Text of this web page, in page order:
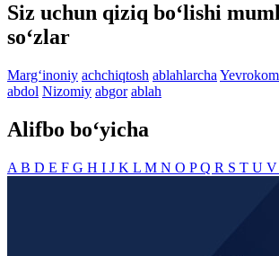
Siz uchun qiziq bo‘lishi
so‘zlar
Marg‘inoniy achchiqtosh ablahlarcha
abdol Nizomiy abgor ablah
Alifbo bo‘yicha
A B D E F G H I J K L M N O PQ R S T U V